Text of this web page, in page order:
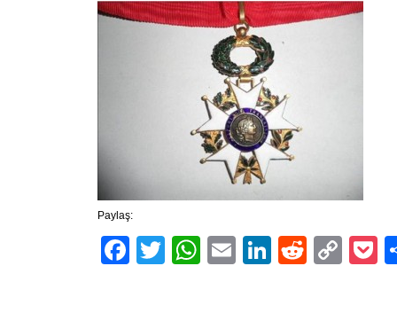
Paylaş:
Facebook
TwitterWhatsApp
EmailLinkedIn
Reddit